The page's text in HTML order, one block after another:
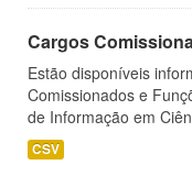
Cargos
Estão disponíveis
Comissionados e
de Informação em
CSV